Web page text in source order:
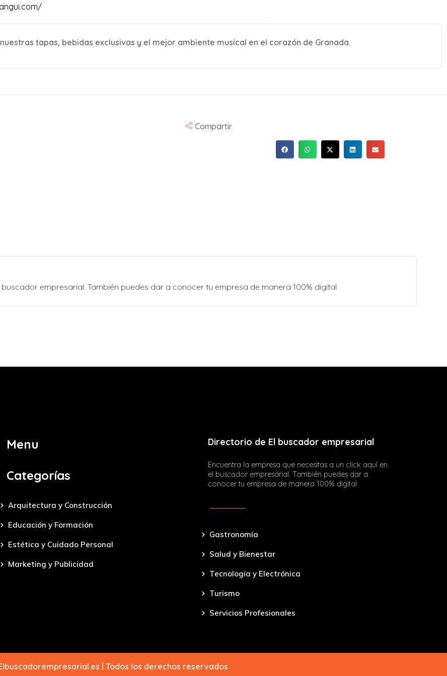
tapas, bebidas exclusivas y el mejor ambiente musical en el corazón de Granada.
Compartir
empresarial. También puedes dar a conocer tu empresa de manera 100% digital
Menu
Categorías
Arquitectura y Construcción
Educación y Formación
Estética y Cuidado Personal
Marketing y Publicidad
Directorio de El buscador empresarial
Encuentra la empresa que necesitas a un click aquí en
el buscador empresarial. También puedes dar a
conocer tu empresa de manera 100% digital
Gastronomía
Salud y Bienestar
Tecnología y Electrónica
Turismo
Servicios Profesionales
| Todos los derechos reservados